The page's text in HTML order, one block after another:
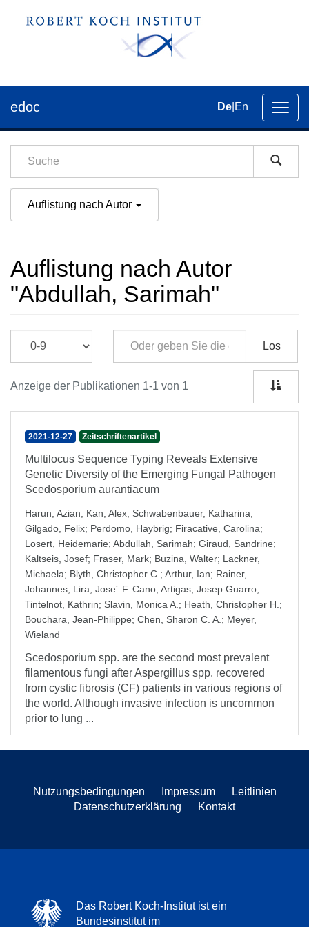
der
edoc De En
Auflistung nach Autor
Auflistung nach Autor
"Abdullah, Sarimah"
Los
Anzeige der Publikationen 1-1 von 1
2021-12-27 Zeitschriftenartikel
Multilocus Sequence Typing Reveals Extensive
Genetic Diversity of the Emerging Fungal Pathogen
Scedosporium aurantiacum
Harun, Azian; Kan, Alex; Schwabenbauer, Katharina;
Gilgado, Felix; Perdomo, Haybrig; Firacative, Carolina;
Losert, Heidemarie; Abdullah, Sarimah; Giraud, Sandrine;
Kaltseis, Josef; Fraser, Mark; Buzina, Walter; Lackner,
Michaela; Blyth, Christopher C. ; Arthur, Ian; Rainer,
Johannes; Lira, Jose´ F. Cano; Artigas, Josep Guarro;
Tintelnot, Kathrin; Slavin, Monica A. ; Heath, Christopher H. ;
Bouchara, Jean-Philippe; Chen, Sharon C. A. ; Meyer,
Wieland
Scedosporium spp. are the second most prevalent
filamentous fungi after Aspergillus spp. recovered
from cystic fibrosis (CF) patients in various regions of
the world. Although invasive infection is uncommon
prior to lung ...
Nutzungsbedingungen Impressum
Leitlinien
Datenschutzerklärung
Kontakt
Das Robert Koch-Institut ist ein
Bundesinstitut im